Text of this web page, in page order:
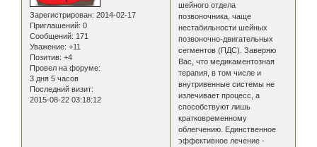
Зарегистрирован: 2014-02-17
Приглашений: 0
Сообщений: 171
Уважение: +11
Позитив: +4
Провел на форуме:
3 дня 5 часов
Последний визит:
2015-08-22 03:18:12
шейного отдела
позвоночника, чаще
нестабильности шейных
позвоночно-двигательных
сегментов (ПДС). Заверяю
Вас, что медикаментозная
терапия, в том числе и
внутривенные системы не
излечивает процесс, а
способствуют лишь
кратковременному
облегчению. Единственное
эффективное лечение -